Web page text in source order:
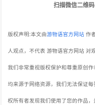
扫描微信二维
版权声明:本文由游物语官方网站 作
人观点，不代表 游物语官方网站 对
我们非常重视版权保护和尊重原创
均来源于网络资源，我们无法保证
权所有者发现我们使用了您的作品